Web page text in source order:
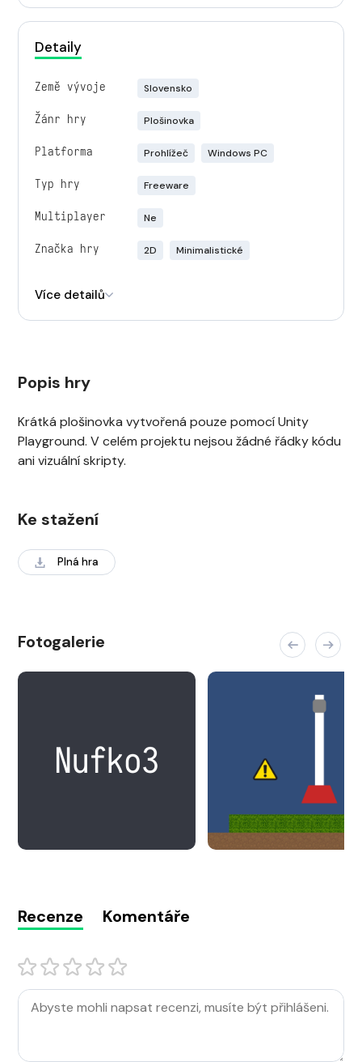
Detaily
Země vývoje Slovensko
Žánr hry Plošinovka
Platforma Prohlížeč Windows PC
Typ hry Freeware
Multiplayer Ne
Značka hry 2D Minimalistické
Více detailů
Popis hry
Krátká plošinovka vytvořená pouze pomocí Unity
Playground. V celém projektu nejsou žádné řádky kódu
ani vizuální skripty.
Ke stažení
Plná hra
Fotogalerie
Recenze Komentáře